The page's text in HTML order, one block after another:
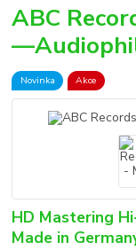
ABC
Novinka Akce
HD Mastering
Made in